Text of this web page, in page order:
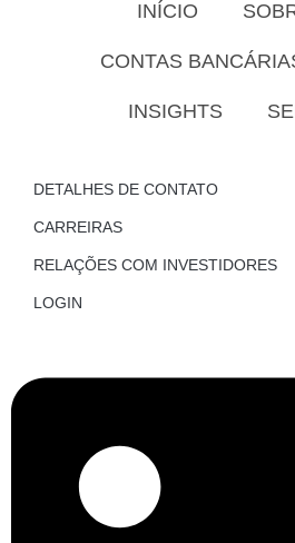
INÍCIO
CONTAS
INSIGHTS
DETALHES DE CONTATO
CARREIRAS
RELAÇÕES COM INVESTIDORES
LOGIN